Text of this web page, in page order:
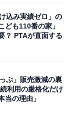
込み実績ゼロ」の
も110番の家」
？ PTAが直面する
ぷ」販売激減の裏
利用の厳格化だけ
当の理由」